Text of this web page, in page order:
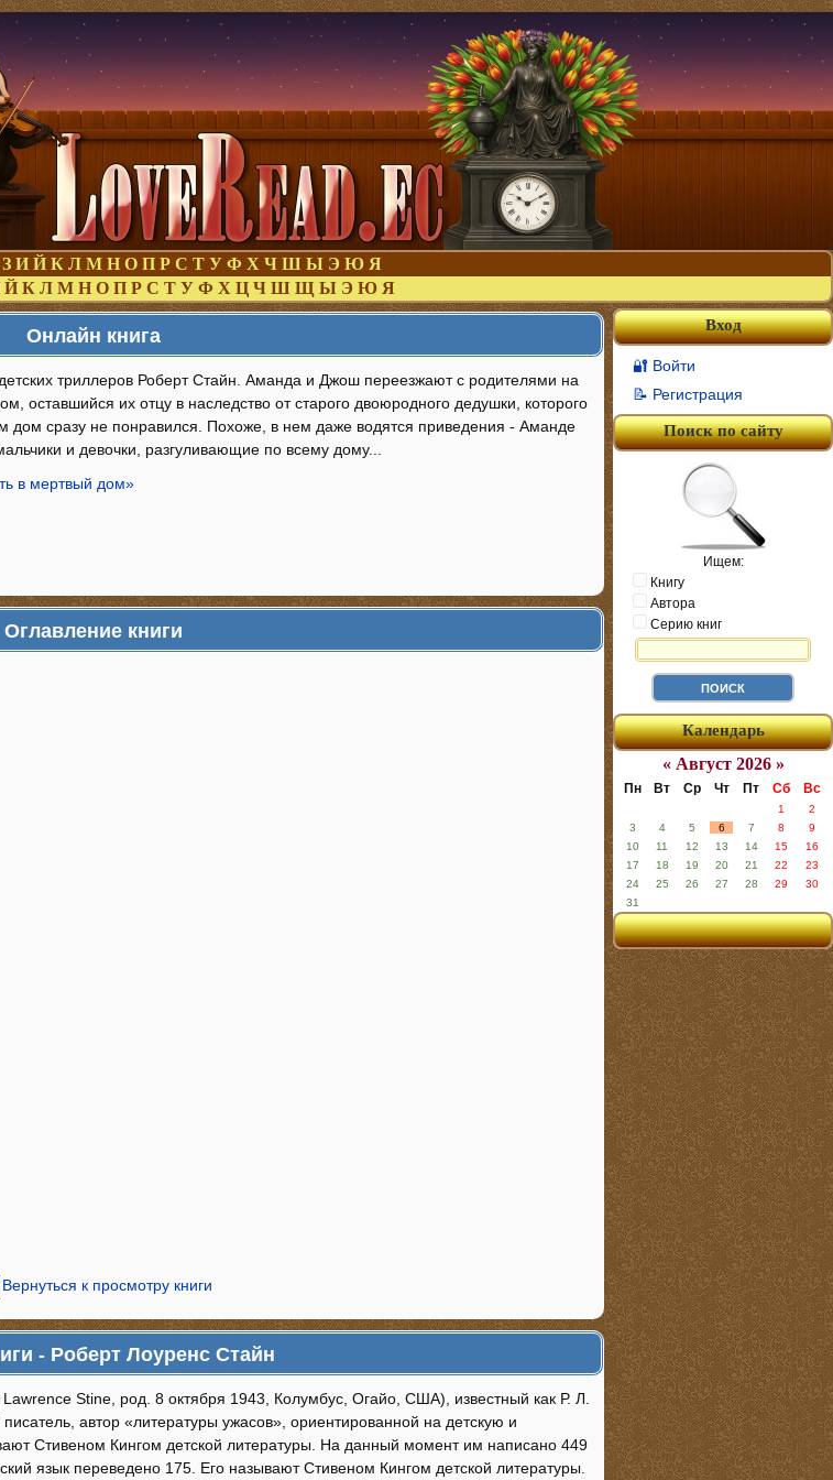
З И Й К Л М Н О П Р С Т У Ф Х Ч Ш Ы Э Ю Я
Й К Л М Н О П Р С Т У Ф Х Ц Ч Ш Щ Ы Э Ю Я
Онлайн книга
триллеров Роберт Стайн. Аманда и Джош переезжают с родителями на
оставшийся их отцу в наследство от старого двоюродного дедушки, которого
дом сразу не понравился. Похоже, в нем даже водятся приведения - Аманде
и девочки, разгуливающие по всему дому...
в мертвый дом»
Оглавление книги
Вернуться к просмотру книги
- Роберт Лоуренс Стайн
Stine, род. 8 октября 1943, Колумбус, Огайо, США), известный как Р. Л.
автор «литературы ужасов», ориентированной на детскую и
Стивеном Кингом детской литературы. На данный момент им написано 449
язык переведено 175. Его называют Стивеном Кингом детской литературы.
Вход
🔐 Войти
📝 Регистрация
Поиск по сайту
Ищем:
Книгу
Автора
Серию книг
Календарь
« Август 2026 »
Пн Вт Ср Чт Пт Сб Вс
1
2
3
4 5 6 7 8
9
10
11 12 13 14 15
16
17
18 19 20 21 22
23
24
25 26 27 28 29
30
31